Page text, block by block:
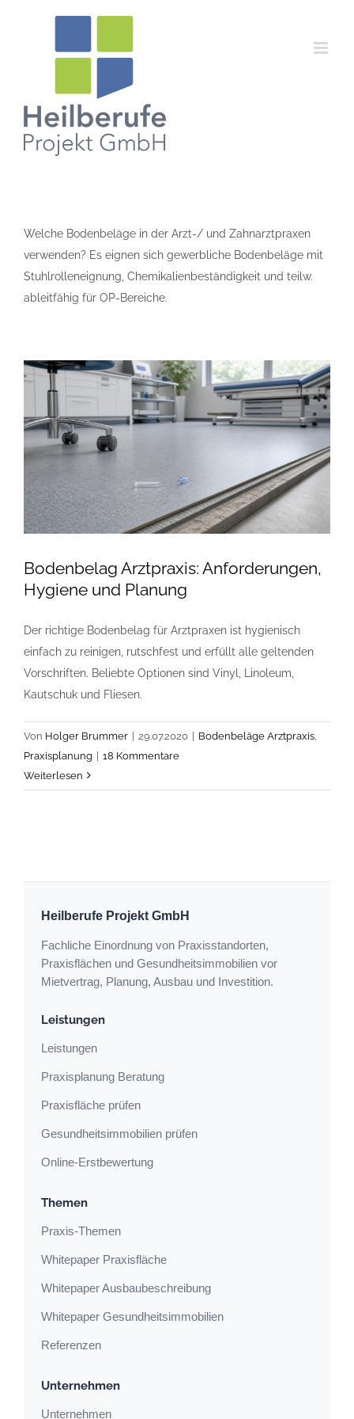
Welche Bodenbeläge in der Arzt-/ und Zahnarztpraxen
verwenden? Es eignen sich gewerbliche Bodenbeläge mit
Stuhlrolleneignung, Chemikalienbeständigkeit und teilw.
ableitfähig für OP-Bereiche.
Bodenbelag Arztpraxis: Anforderungen,
Hygiene und Planung
Der richtige Bodenbelag für Arztpraxen ist hygienisch
einfach zu reinigen, rutschfest und erfüllt alle geltenden
Vorschriften. Beliebte Optionen sind Vinyl, Linoleum,
Kautschuk und Fliesen.
Von Holger Brummer | 29.07.2020 | Bodenbeläge Arztpraxis
Praxisplanung | 18 Kommentare
Weiterlesen
Heilberufe Projekt GmbH
Fachliche Einordnung von Praxisstandorten,
Praxisflächen und Gesundheitsimmobilien vor
Mietvertrag, Planung, Ausbau und Investition.
Leistungen
Leistungen
Praxisplanung Beratung
Praxisfläche prüfen
Gesundheitsimmobilien prüfen
Online-Erstbewertung
Themen
Praxis-Themen
Whitepaper Praxisfläche
Whitepaper Ausbaubeschreibung
Whitepaper Gesundheitsimmobilien
Referenzen
Unternehmen
Unternehmen